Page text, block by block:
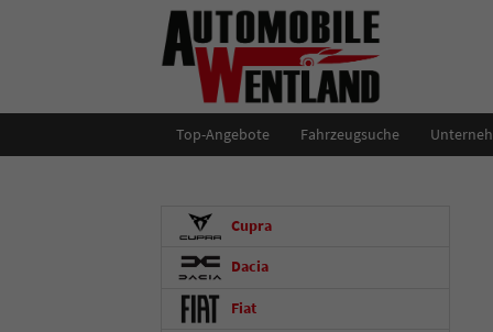
Top-Angebote Fahrzeugsuche
Cupra
Dacia
Fiat